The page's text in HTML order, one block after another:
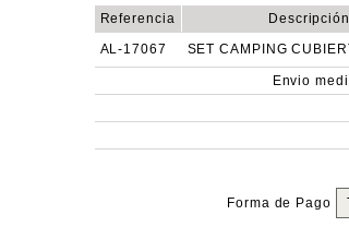
Referencia Descripción
AL-17067
SET CAMPING
Envio
Forma de Pago